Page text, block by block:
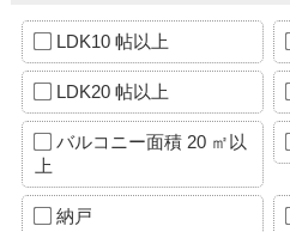
LDK10 帖以上
LDK20 帖以上
バルコニー面積 20 ㎡以
上
納戸